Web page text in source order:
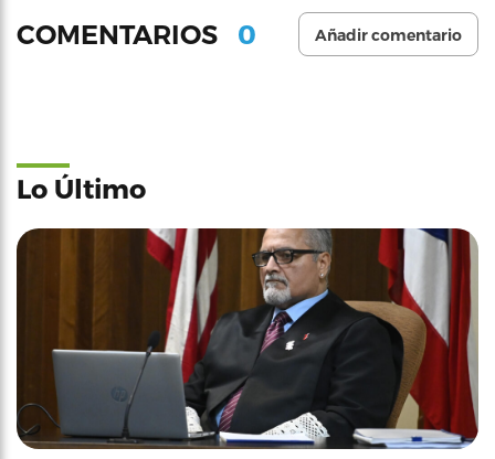
COMENTARIOS 0 Añadir comentario
Lo Último